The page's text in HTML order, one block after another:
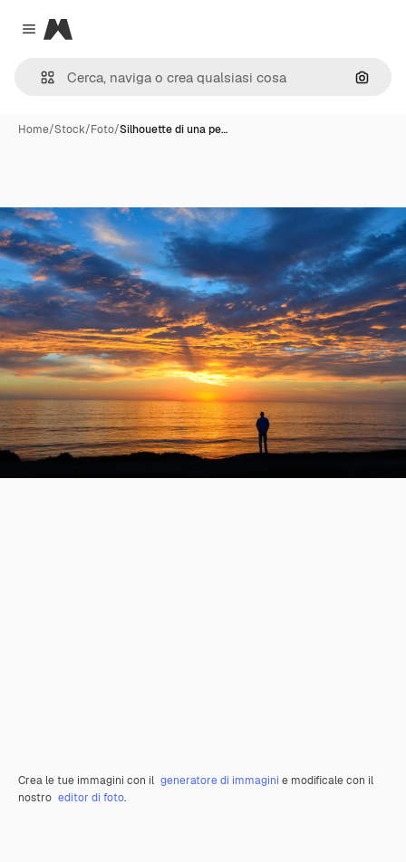
Close menu
Magnific
Cerca
Home/Stock/Foto/Silhouette di una pe…
Crea le tue immagini con il generatore di immagini e modificale con il
nostro editor di foto.